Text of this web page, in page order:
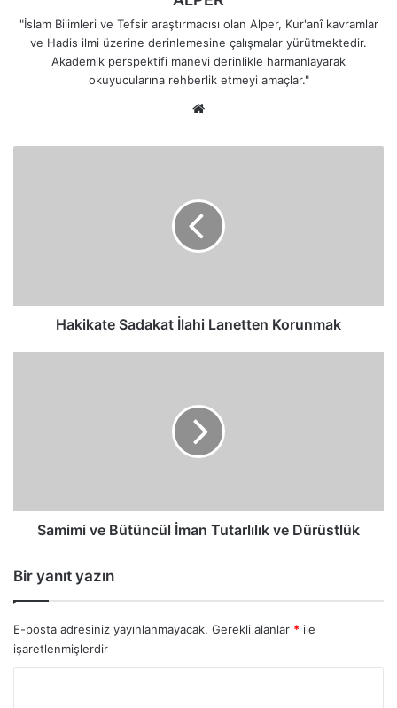
"İslam Bilimleri ve Tefsir araştırmacısı olan Alper, Kur'anî kavramlar
ve Hadis ilmi üzerine derinlemesine çalışmalar yürütmektedir.
Akademik perspektifi manevi derinlikle harmanlayarak
okuyucularına rehberlik etmeyi amaçlar."
Hakikate Sadakat İlahi Lanetten Korunmak
Samimi ve Bütüncül İman Tutarlılık ve Dürüstlük
Bir yanıt yazın
E-posta adresiniz yayınlanmayacak. Gerekli alanlar * ile
işaretlenmişlerdir